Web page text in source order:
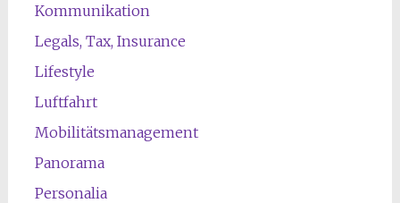
Kommunikation
Legals, Tax, Insurance
Lifestyle
Luftfahrt
Mobilitätsmanagement
Panorama
Personalia